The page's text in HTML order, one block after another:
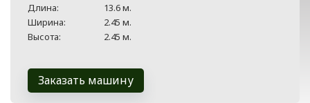
Длина:
13.6 м.
Ширина:
2.45 м.
Высота:
2.45 м.
Заказать машину